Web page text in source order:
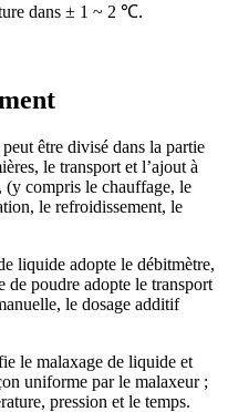
dans ± 1 ~ 2 ℃.
être divisé dans la partie
le transport et l’ajout à
(y compris le chauffage, le
le refroidissement, le
liquide adopte le débitmètre,
de poudre adopte le transport
le dosage additif
le malaxage de liquide et
uniforme par le malaxeur ;
pression et le temps.